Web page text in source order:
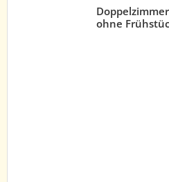
ohne